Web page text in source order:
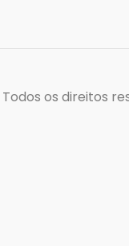
Todos os direitos